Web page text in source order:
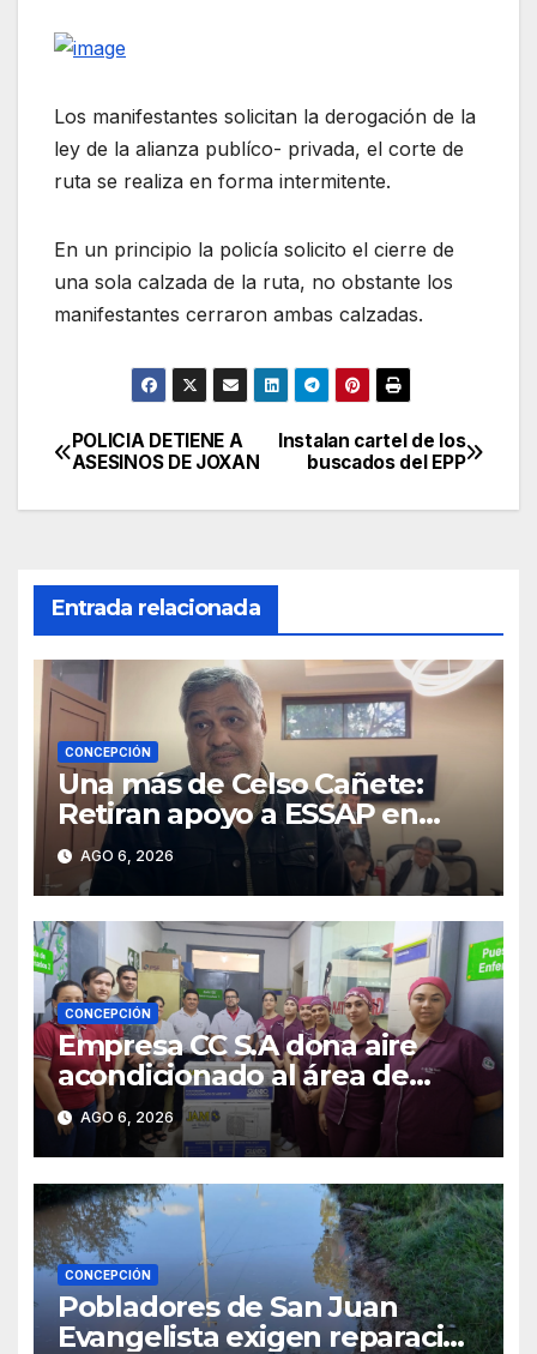
Los manifestantes solicitan la derogación de la
ley de la alianza publíco- privada, el corte de
ruta se realiza en forma intermitente.
En un principio la policía solicito el cierre de
una sola calzada de la ruta, no obstante los
manifestantes cerraron ambas calzadas.
Navegación
de
Instalan cartel de los
buscados del EPP
POLICIA DETIENE A
ASESINOS DE JOXAN
Entrada relacionada
CONCEPCIÓN
Una más de Celso Cañete:
Retiran apoyo a ESSAP en
Concepción
AGO 6, 2026
CONCEPCIÓN
Empresa CC S.A dona aire
acondicionado al área de
maternidad del IPS de
Concepción
AGO 6, 2026
CONCEPCIÓN
Pobladores de San Juan
Evangelista exigen reparación